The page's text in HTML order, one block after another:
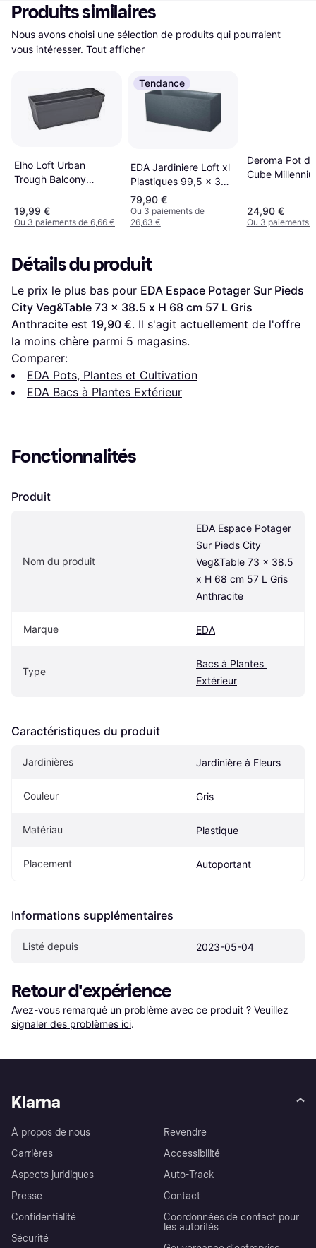
Produits similaires
Nous avons choisi une sélection de produits qui pourraient
vous intéresser. Tout afficher
Elho Loft Urban
Trough Balcony
19,99 €
Ou 3 paiements de 6,66 €
Tendance
EDA Jardiniere Loft xl
Plastiques 99,5 x 39 x
43 cm 97.6 L Gris
Anthracite
79,90 €
Ou 3 paiements de
26,63 €
Deroma Pot
Cube
24,90 €
Ou 3 paiements
Détails du produit
Le prix le plus bas pour EDA Espace Potager Sur Pieds
City Veg&Table 73 x 38.5 x H 68 cm 57 L Gris
Anthracite est 19,90 €. Il s'agit actuellement de l'offre
la moins chère parmi 5 magasins.
Comparer:
EDA Pots, Plantes et Cultivation
EDA Bacs à Plantes Extérieur
Fonctionnalités
Produit
Nom du produit
EDA Espace Potager
Sur Pieds City
Veg&Table 73 x 38.5
x H 68 cm 57 L Gris
Anthracite
Marque EDA
Type
Bacs à Plantes
Extérieur
Caractéristiques du produit
Jardinières Jardinière à Fleurs
Couleur Gris
Matériau Plastique
Placement Autoportant
Informations supplémentaires
Listé depuis 2023-05-04
Retour d'expérience
Avez-vous remarqué un problème avec ce produit ? Veuillez
signaler des problèmes ici.
Klarna
À propos de nous
Carrières
Aspects juridiques
Presse
Confidentialité
Sécurité
Revendre
Accessibilité
Auto-Track
Contact
Coordonnées de contact pour
les autorités